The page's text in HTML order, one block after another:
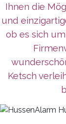
Ihnen die
und
ob es sich
Ketsch